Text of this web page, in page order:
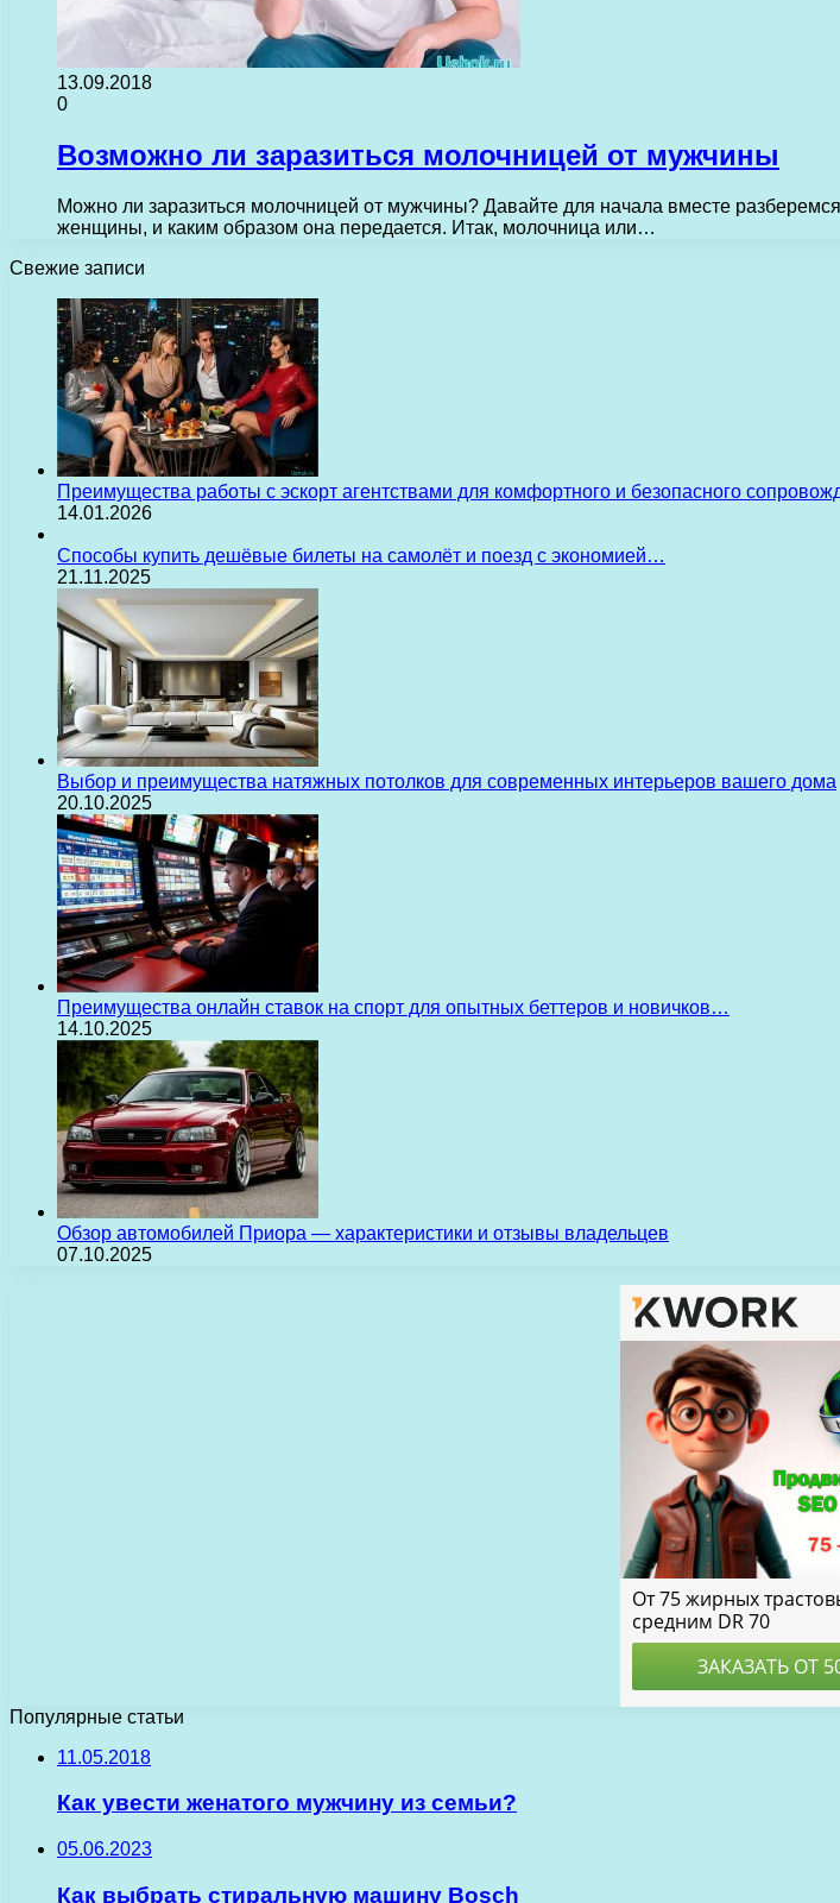
13.09.2018
0
Возможно ли заразиться молочницей от мужчины
Можно ли заразиться молочницей от мужчины? Давайте для начала вместе
женщины, и каким образом она передается. Итак, молочница или…
Свежие записи
Преимущества работы с эскорт агентствами для комфортного и безопасного
14.01.2026
Способы купить дешёвые билеты на самолёт и поезд с экономией…
21.11.2025
Выбор и преимущества натяжных потолков для современных интерьеров вашего дома
20.10.2025
Преимущества онлайн ставок на спорт для опытных беттеров и новичков…
14.10.2025
Обзор автомобилей Приора — характеристики и отзывы владельцев
07.10.2025
Популярные статьи
11.05.2018
Как увести женатого мужчину из семьи?
05.06.2023
Как выбрать стиральную машину Bosch